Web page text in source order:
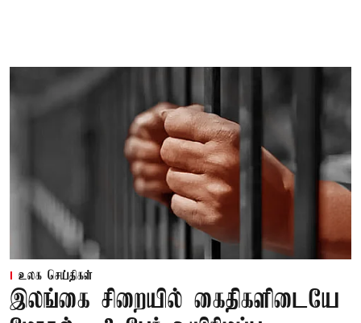
உலக செய்திகள்
இலங்கை சிறையில் கைதிகளிடையே